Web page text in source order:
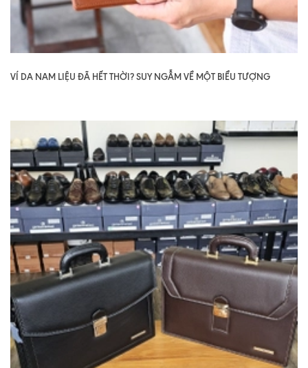
VÍ DA NAM LIỆU ĐÃ HẾT THỜI? SUY NGẪM VỀ MỘT BIỂU TƯỢNG